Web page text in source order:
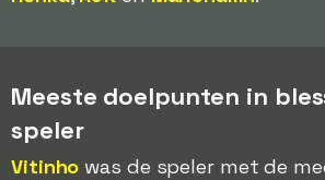
Meeste doelpunten in
speler
Vitinho was de speler met de